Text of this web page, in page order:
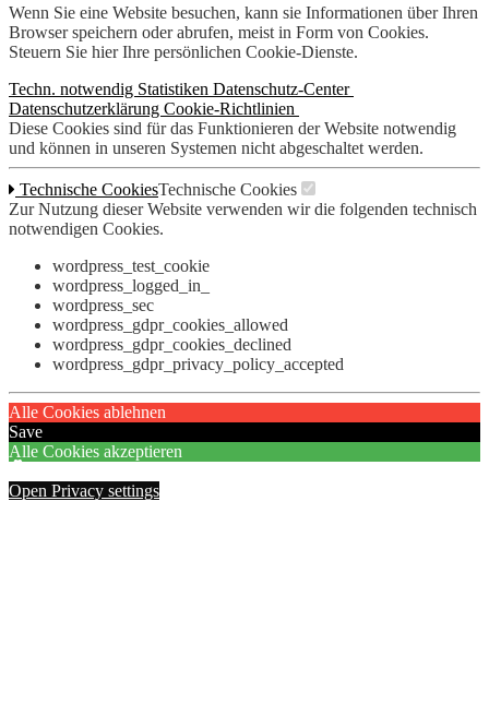
Wenn Sie eine Website besuchen, kann sie Informationen über Ihren
Browser speichern oder abrufen, meist in Form von Cookies.
Steuern Sie hier Ihre persönlichen Cookie-Dienste.
Techn. notwendig Statistiken Datenschutz-Center
Datenschutzerklärung Cookie-Richtlinien
Diese Cookies sind für das Funktionieren der Website notwendig
und können in unseren Systemen nicht abgeschaltet werden.
Technische CookiesTechnische Cookies
Zur Nutzung dieser Website verwenden wir die folgenden technisch
notwendigen Cookies.
wordpress_test_cookie
wordpress_logged_in_
wordpress_sec
wordpress_gdpr_cookies_allowed
wordpress_gdpr_cookies_declined
wordpress_gdpr_privacy_policy_accepted
Alle Cookies ablehnen
Save
Alle Cookies akzeptieren
Open Privacy settings